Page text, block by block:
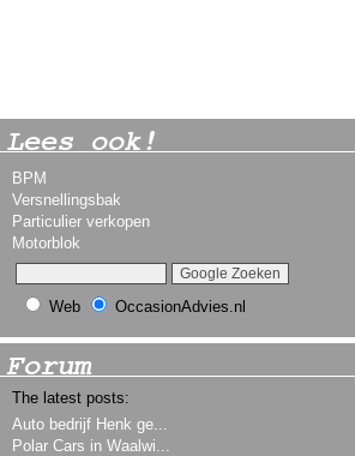
Lees ook!
BPM
Versnellingsbak
Particulier verkopen
Motorblok
Web OccasionAdvies.nl
Forum
The latest posts:
Auto bedrijf Henk ge...
Polar Cars in Waalwi...